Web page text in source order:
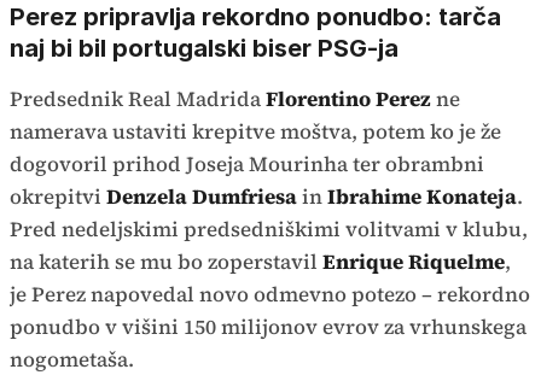
Perez pripravlja rekordno ponudbo: tarča
naj bi bil portugalski biser PSG-ja
Predsednik Real MadridaFlorentino Perezne
namerava ustaviti krepitve moštva, potem ko je že
dogovoril prihod Joseja Mourinha ter obrambni
okrepitvi Denzela DumfriesainIbrahime Konateja.
Pred nedeljskimi predsedniškimi volitvami v klubu,
na katerih se mu bo zoperstavil Enrique Riquelme,
je Perez napovedal novo odmevno potezo – rekordno
ponudbo v višini 150 milijonov evrov za vrhunskega
nogometaša.